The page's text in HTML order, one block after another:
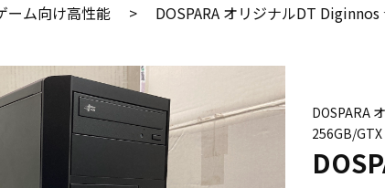
ーム向け高性能 > DOSPARA オリジナルDT
DOSPARA
256GB/